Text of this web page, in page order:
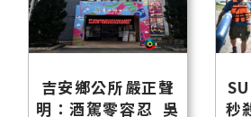
吉安鄉公所嚴正聲
明：酒駕零容忍 吳
秒